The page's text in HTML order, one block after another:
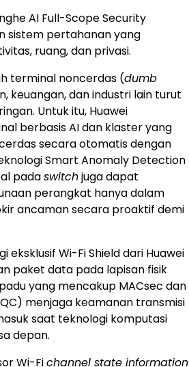
AI Full-Scope Security
sistem pertahanan yang
ruang, dan privasi.
terminal noncerdas (dumb
keuangan, dan industri lain turut
Untuk itu, Huawei
berbasis AI dan klaster yang
secara otomatis dengan
Smart Anomaly Detection
padaswitchjuga dapat
perangkat hanya dalam
ancaman secara proaktif demi
eksklusif Wi-Fi Shield dari Huawei
paket data pada lapisan fisik
yang mencakup MACsec dan
menjaga keamanan transmisi
saat teknologi komputasi
depan.
Wi-Fichannel state information